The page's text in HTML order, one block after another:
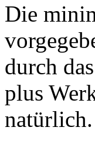
Die
durch
plus
natürlich.